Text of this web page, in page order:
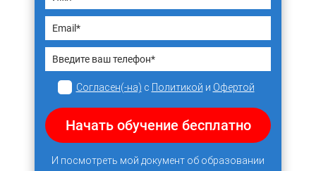
Согласен(-на) с Политикой и Офертой
Начать обучение бесплатно
И посмотреть мой документ об образовании